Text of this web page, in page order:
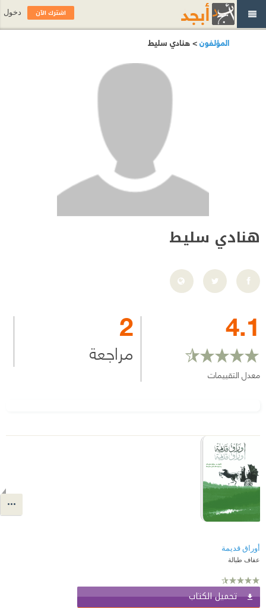
المؤلفون> هنادي سليط
هنادي سليط
4.1
معدل التقييمات
2
مراجعة
أوراق قديمة
عفاف طبالة
تحميل الكتاب
اشترك الآن دخول